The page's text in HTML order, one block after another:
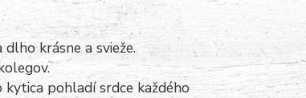
krásne a svieže.
kytica pohladí srdce každého